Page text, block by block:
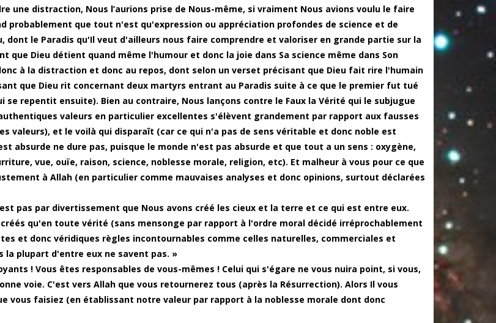
une distraction, Nous l’aurions prise de Nous-même, si vraiment Nous avions voulu le faire
probablement que tout n'est qu'expression ou appréciation profondes de science et de
dont le Paradis qu'Il veut d'ailleurs nous faire comprendre et valoriser en grande partie sur la
que Dieu détient quand même l'humour et donc la joie dans Sa science même dans Son
à la distraction et donc au repos, dont selon un verset précisant que Dieu fait rire l'humain
que Dieu rit concernant deux martyrs entrant au Paradis suite à ce que le premier fut tué
se repentit ensuite). Bien au contraire, Nous lançons contre le Faux la Vérité qui le subjugue
valeurs en particulier excellentes s'élèvent grandement par rapport aux fausses
valeurs), et le voilà qui disparaît (car ce qui n'a pas de sens véritable et donc noble est
absurde ne dure pas, puisque le monde n'est pas absurde et que tout a un sens : oxygène,
vue, ouïe, raison, science, noblesse morale, religion, etc). Et malheur à vous pour ce que
à Allah (en particulier comme mauvaises analyses et donc opinions, surtout déclarées
pas par divertissement que Nous avons créé les cieux et la terre et ce qui est entre eux.
créés qu'en toute vérité (sans mensonge par rapport à l'ordre moral décidé irréprochablement
et donc véridiques règles incontournables comme celles naturelles, commerciales et
la plupart d'entre eux ne savent pas. »
! Vous êtes responsables de vous-mêmes ! Celui qui s'égare ne vous nuira point, si vous,
voie. C'est vers Allah que vous retournerez tous (après la Résurrection). Alors Il vous
vous faisiez (en établissant notre valeur par rapport à la noblesse morale dont donc